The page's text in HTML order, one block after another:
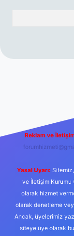
Reklam ve
Yasal Uyarı:
ve İletişim Kurumu
olarak hizmet
olarak denetleme
Ancak, üyelerimiz
siteye üye olarak